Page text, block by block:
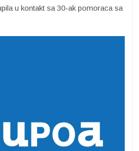
u kontakt sa 30-ak pomoraca sa